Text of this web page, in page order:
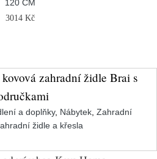
120 CM
3014 Kč
zahradní židle Brai s
a doplňky, Nábytek, Zahradní
židle a křesla